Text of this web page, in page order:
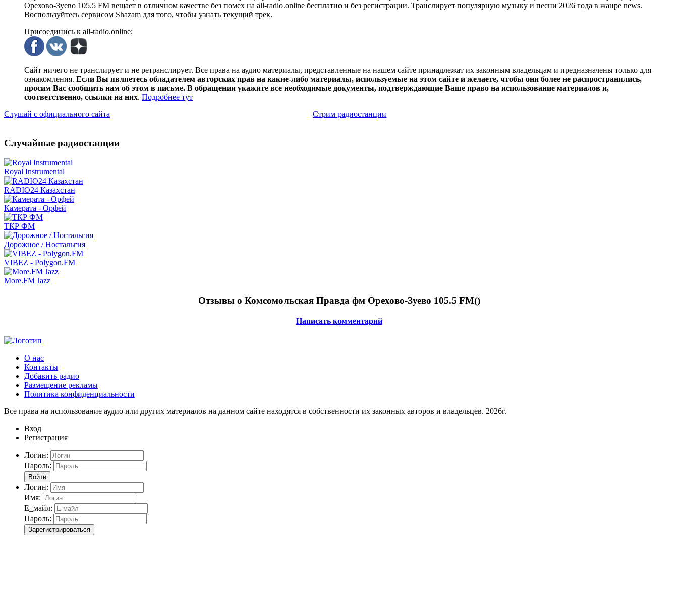
Орехово-Зуево 105.5 FM вещает в отличном качестве без помех на all-radio.online бесплатно и без регистрации. Транслирует популярную музыку и песни 2026 года в жанре news.
Воспользуйтесь сервисом Shazam для того, чтобы узнать текущий трек.
Присоединись к all-radio.online:
Сайт ничего не транслирует и не ретранслирует. Все права на аудио материалы, представленные на нашем сайте принадлежат их законным владельцам и предназначены только для
ознакомления. Если Вы являетесь обладателем авторских прав на какие-либо материалы, используемые на этом сайте и желаете, чтобы они более не распространялись,
просим Вас сообщить нам об этом в письме. В обращении укажите все необходимые документы, подтверждающие Ваше право на использование материалов и,
соответственно, ссылки на них. Подробнее тут
Слушай с официального сайта
Стрим радиостанции
Случайные радиостанции
Royal Instrumental
RADIO24 Казахстан
Камерата - Орфей
ТКР ФМ
Дорожное / Ностальгия
VIBEZ - Polygon.FM
More.FM Jazz
Отзывы о Комсомольская Правда фм Орехово-Зуево 105.5 FM()
Написать комментарий
О нас
Контакты
Добавить радио
Размещение рекламы
Политика конфиденциальности
Все права на использование аудио или других материалов на данном сайте находятся в собственности их законных авторов и владельцев. 2026г.
Вход
Регистрация
Логин:
Пароль:
Войти
Логин:
Имя:
Е_майл:
Пароль:
Зарегистрироваться